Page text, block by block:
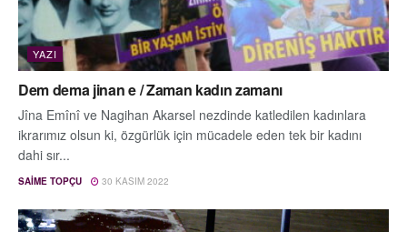
YAZI
Dem dema jinan e / Zaman kadın zamanı
Jîna Emînî ve Nagihan Akarsel nezdinde katledilen kadınlara
ikrarımız olsun ki, özgürlük için mücadele eden tek bir kadını
dahi sır...
SAIME TOPÇU 30 KASIM 2022